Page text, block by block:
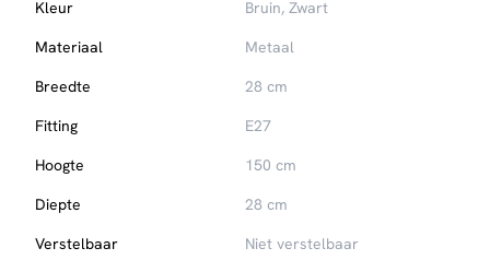
Kleur
Bruin, Zwart
Materiaal
Metaal
Breedte
28 cm
Fitting
E27
Hoogte
150 cm
Diepte
28 cm
Verstelbaar
Niet verstelbaar